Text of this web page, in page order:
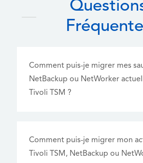
Comment puis-je migrer mes
NetBackup ou NetWorker
Tivoli TSM ?
Comment puis-je migrer mon
Tivoli TSM, NetBackup ou